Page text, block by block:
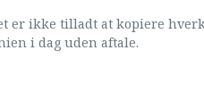
er ikke tilladt at kopiere
i dag uden aftale.